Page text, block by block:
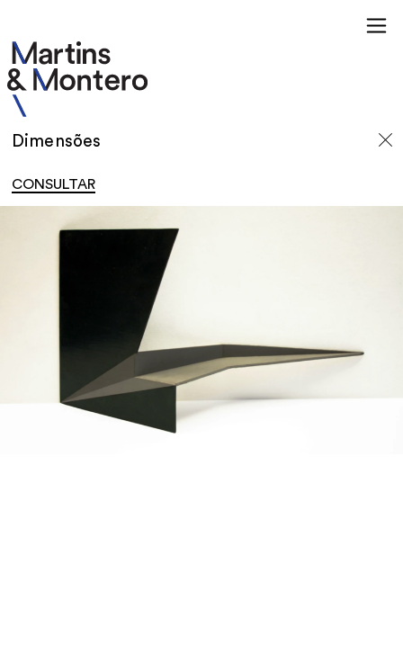
Dimensões
CONSULTAR